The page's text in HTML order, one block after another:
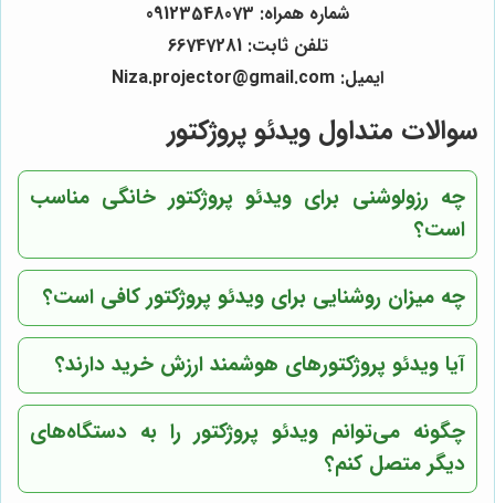
شماره همراه: 09123548073
تلفن ثابت: 66747281
ایمیل: Niza.projector@gmail.com
سوالات متداول ویدئو پروژکتور
چه رزولوشنی برای ویدئو پروژکتور خانگی مناسب
است؟
چه میزان روشنایی برای ویدئو پروژکتور کافی است؟
آیا ویدئو پروژکتورهای هوشمند ارزش خرید دارند؟
چگونه می‌توانم ویدئو پروژکتور را به دستگاه‌های
دیگر متصل کنم؟